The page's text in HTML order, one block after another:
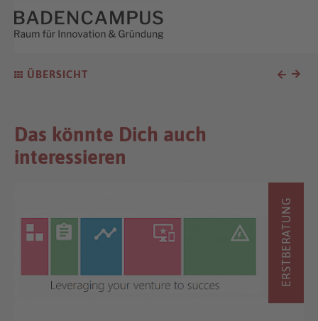
ÜBERSICHT
Das könnte Dich auch
interessieren
ERSTBERATUNG